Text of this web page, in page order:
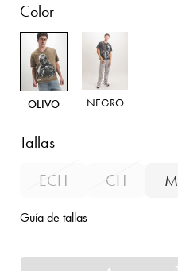
Color
OLIVO NEGRO
Tallas
ECH
CH M
Guía de tallas